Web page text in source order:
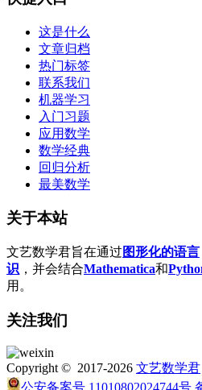
这是什么
文章归档
热门标签
联系我们
机器学习
入门习题
应用数学
数学经典
回归分析
最美数学
关于本站
文艺数学君旨在通过 图形化的语言
识 ，并会结合Mathematica和
用。
关注我们
Copyright © 2017-2026 文艺数学君